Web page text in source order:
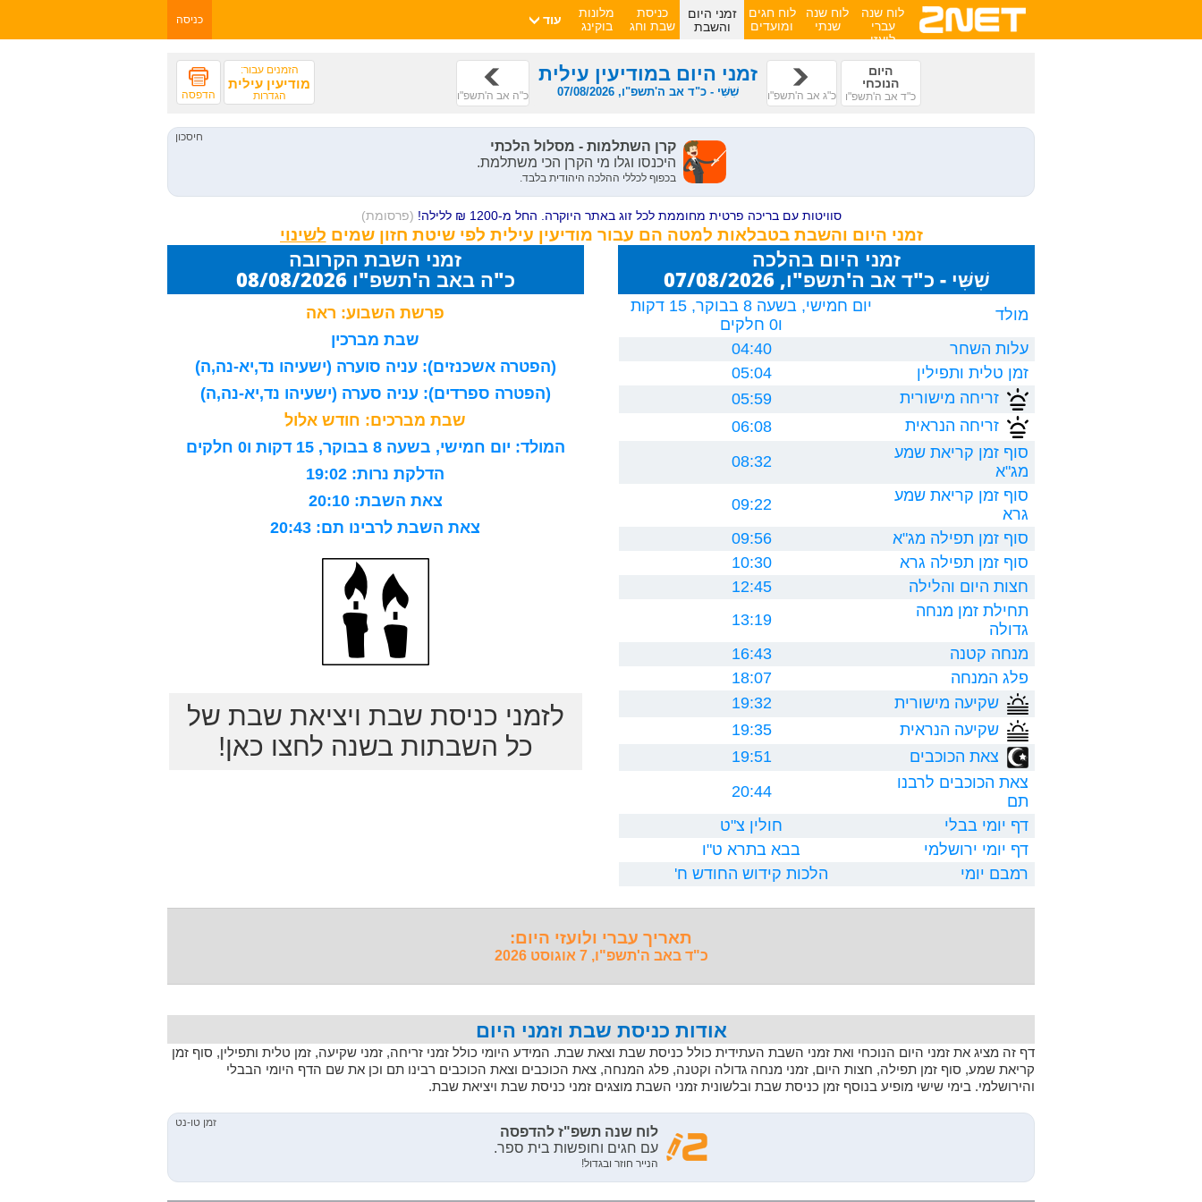
לוח שנה
עברי
לועזי
לוח שנה
שנתי
לוח חגים
ומועדים
זמני היום
והשבת
כניסת
שבת וחג
מלונות
בוקינג
עוד כניסה
הזמנים עבור:
מודיעין עילית
הגדרות הדפסה
היום
הנוכחי
כ"ד אב ה'תשפ"ו כ"ג אב ה'תשפ"ו
זמני היום במודיעין עילית
שִׁשִּׁי - כ"ד אב ה'תשפ"ו, 07/08/2026 כ"ה אב ה'תשפ"ו
סוויטות עם בריכה פרטית מחוממת לכל זוג באתר היוקרה. החל מ-1200 ₪ ללילה! (פרסומת)
זמני היום והשבת בטבלאות למטה הם עבור מודיעין עילית לפי שיטת חזון שמים
זמני היום בהלכה
שִׁשִּׁי - כ"ד אב ה'תשפ"ו, 07/08/2026
מולד
יום חמישי, בשעה 8 בבוקר, 15 דקות
ו0 חלקים
עלות השחר
04:40
זמן טלית ותפילין
05:04
זריחה מישורית
05:59
זריחה הנראית
06:08
סוף זמן קריאת שמע
מג"א
08:32
סוף זמן קריאת שמע
גרא
09:22
סוף זמן תפילה מג"א
09:56
סוף זמן תפילה גרא
10:30
חצות היום והלילה
12:45
תחילת זמן מנחה
גדולה
13:19
מנחה קטנה
16:43
פלג המנחה
18:07
שקיעה מישורית
19:32
שקיעה הנראית
19:35
צאת הכוכבים
19:51
צאת הכוכבים לרבנו
תם
20:44
דף יומי בבלי
חולין צ"ט
דף יומי ירושלמי
בבא בתרא ט"ו
רמבם יומי
הלכות קידוש החודש ח'
זמני השבת הקרובה
כ"ה באב ה'תשפ"ו 08/08/2026
פרשת השבוע: ראה
שבת מברכין
(הפטרה אשכנזים): עניה סוערה (ישעיהו נד,יא-נה,ה)
(הפטרה ספרדים): עניה סערה (ישעיהו נד,יא-נה,ה)
שבת מברכים: חודש אלול
המולד: יום חמישי, בשעה 8 בבוקר, 15 דקות ו0 חלקים
הדלקת נרות: 19:02
צאת השבת: 20:10
צאת השבת לרבינו תם: 20:43
לזמני כניסת שבת ויציאת שבת של
כל השבתות בשנה לחצו כאן!
תאריך עברי ולועזי היום:
כ"ד באב ה'תשפ"ו, 7 אוגוסט 2026
אודות כניסת שבת וזמני היום
דף זה מציג את זמני היום הנוכחי ואת זמני השבת העתידית כולל כניסת שבת וצאת שבת. המידע היומי כולל זמני זריחה, זמני שקיעה, זמן טלית ותפילין, סוף זמן
קריאת שמע, סוף זמן תפילה, חצות היום, זמני מנחה גדולה וקטנה, פלג המנחה, צאת הכוכבים וצאת הכוכבים רבינו תם וכן את שם הדף היומי הבבלי
והירושלמי. בימי שישי מופיע בנוסף זמן כניסת שבת ובלשונית זמני השבת מוצגים זמני כניסת שבת ויציאת שבת.